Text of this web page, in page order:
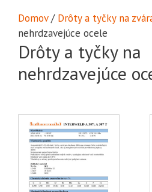
Domov/ Drôty a tyčky na
nehrdzavejúce ocele
Drôty a tyčky na
nehrdzavejúce